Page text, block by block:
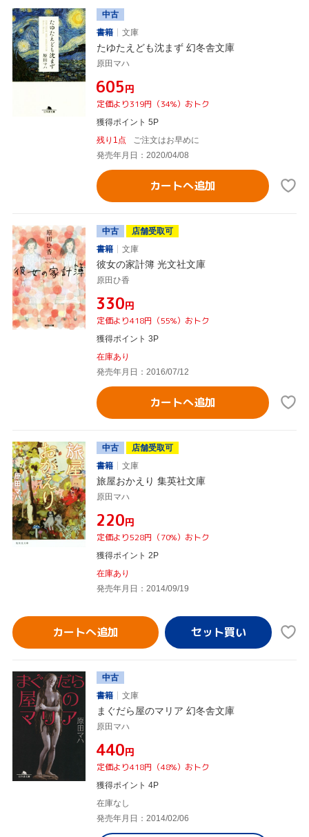
中古
書籍
文庫
たゆたえども沈まず 幻冬舎文庫
原田マハ
¥605円
定価より319円（34%）おトク
獲得ポイント 5P
残り1点
ご注文はお早めに
発売年月日：2020/04/08
カートへ追加
中古
店舗受取可
書籍
文庫
彼女の家計簿 光文社文庫
原田ひ香
¥330円
定価より418円（55%）おトク
獲得ポイント 3P
在庫あり
発売年月日：2016/07/12
カートへ追加
中古
店舗受取可
書籍
文庫
旅屋おかえり 集英社文庫
原田マハ
¥220円
定価より528円（70%）おトク
獲得ポイント 2P
在庫あり
発売年月日：2014/09/19
カートへ追加
中古
書籍
文庫
まぐだら屋のマリア 幻冬舎文庫
原田マハ
¥440円
定価より418円（48%）おトク
獲得ポイント 4P
在庫なし
発売年月日：2014/02/06